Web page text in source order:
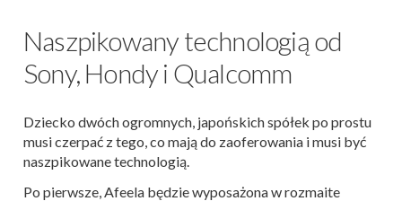
Naszpikowany technologią od
Sony, Hondy i Qualcomm
Dziecko dwóch ogromnych, japońskich spółek po prostu
musi czerpać z tego, co mają do zaoferowania i musi być
naszpikowane technologią.
Po pierwsze, Afeela będzie wyposażona w rozmaite